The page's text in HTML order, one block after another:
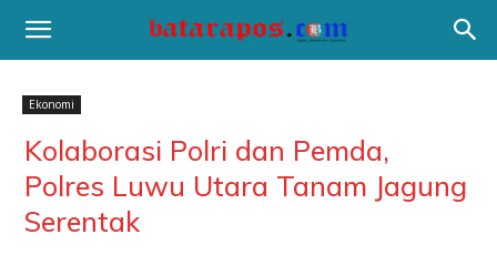
Ekonomi
Kolaborasi Polri dan Pemda,
Polres Luwu Utara Tanam Jagung
Serentak